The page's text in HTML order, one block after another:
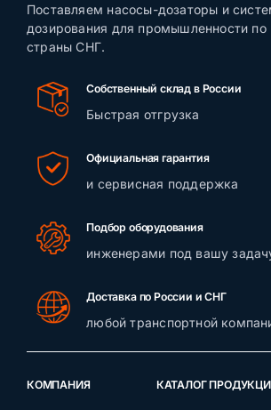
Поставляем насосы-дозаторы и
дозирования для промышленности по
страны СНГ.
Собственный склад в России
Быстрая отгрузка
Официальная гарантия
и сервисная поддержка
Подбор оборудования
инженерами под вашу
Доставка по России и СНГ
любой транспортной
КОМПАНИЯ КАТАЛОГ